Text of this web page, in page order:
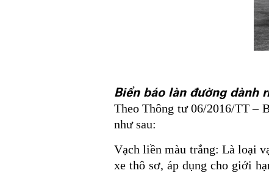
Biển báo làn đường dành
Theo Thông tư 06/2016/TT –
như sau:
Vạch liền màu trắng: Là loại
xe thô sơ, áp dụng cho giới